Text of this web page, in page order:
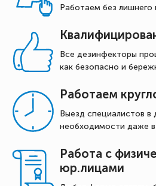
Работаем без лишнего
Все дезинфекторы
как безопасно и
Работаем
Выезд специалистов в
необходимости даже
Работа с
юр.лицами